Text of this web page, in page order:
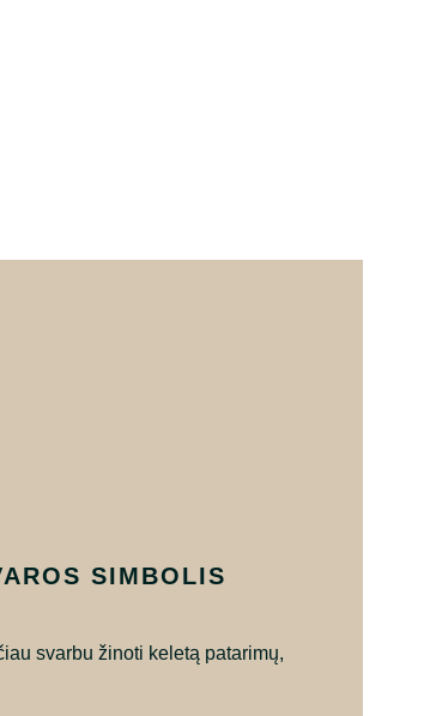
SIMBOLIS
svarbu žinoti keletą patarimų,